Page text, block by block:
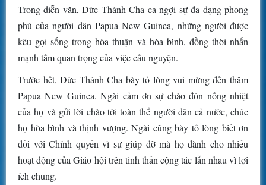
Trong diễn văn, Đức Thánh Cha ca ngợi sự đa dạng phong
phú của người dân Papua New Guinea, những người được
kêu gọi sống trong hòa thuận và hòa bình, đồng thời nhấn
mạnh tầm quan trọng của việc cầu nguyện.
Trước hết, Đức Thánh Cha bày tỏ lòng vui mừng đến thăm
Papua New Guinea. Ngài cảm ơn sự chào đón nồng nhiệt
của họ và gửi lời chào tới toàn thể người dân cả nước, chúc
họ hòa bình và thịnh vượng. Ngài cũng bày tỏ lòng biết ơn
đối với Chính quyền vì sự giúp đỡ mà họ dành cho nhiều
hoạt động của Giáo hội trên tinh thần cộng tác lẫn nhau vì lợi
ích chung.